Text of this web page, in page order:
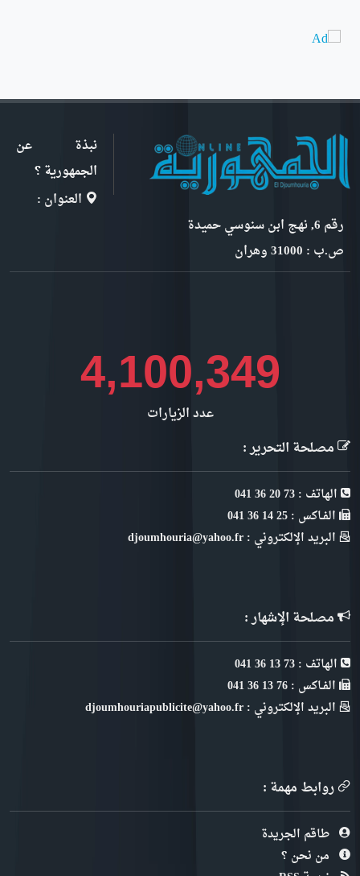
نبذة عن
الجمهورية ؟
العنوان :
رقم 6, نهج ابن سنوسي حميدة
ص.ب : 31000 وهران
4,597,355
عدد الزيارات
مصلحة التحرير :
الهاتف : 73 20 36 041
الفـاكس : 25 14 36 041
البريد الإلكتروني : djoumhouria@yahoo.fr
مصلحة الإشهار :
الهاتف : 73 13 36 041
الفـاكس : 76 13 36 041
البريد الإلكتروني : djoumhouriapublicite@yahoo.fr
روابط مهمة :
طاقم الجريدة
من نحن ؟